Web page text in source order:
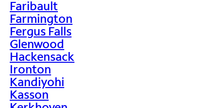
Faribault
Farmington
Fergus Falls
Glenwood
Hackensack
Ironton
Kandiyohi
Kasson